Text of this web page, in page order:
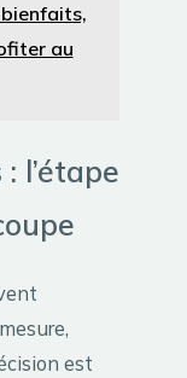
au
l’étape
est